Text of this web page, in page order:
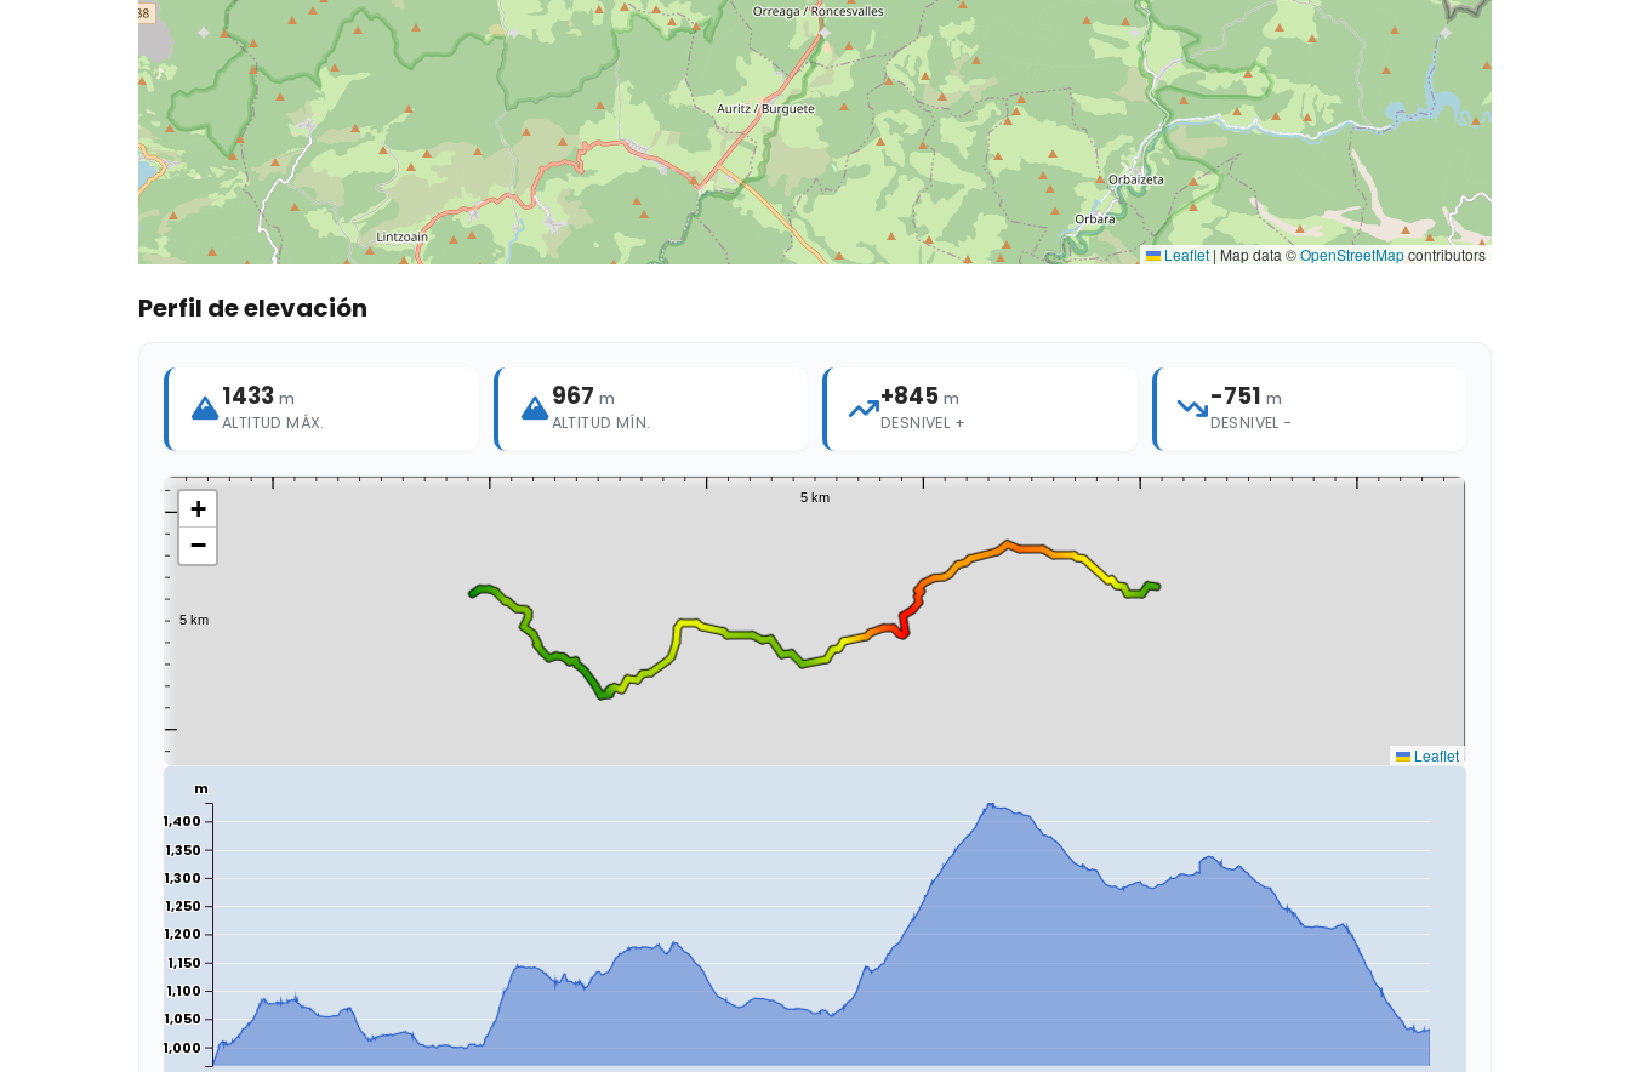
Leaflet | Map data ©OpenStreetMapcontributors
Perfil de elevación
1433 m
ALTITUD MÁX.
967 m
ALTITUD MÍN.
+845 m
DESNIVEL +
-751 m
DESNIVEL −
+
−
Leaflet
1,000
1,050
1,100
1,150
1,200
1,250
1,300
1,350
1,400
m